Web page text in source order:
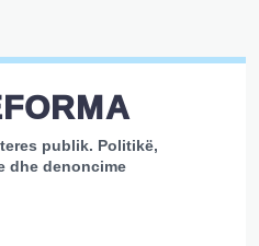
publik. Politikë,
dhe denoncime